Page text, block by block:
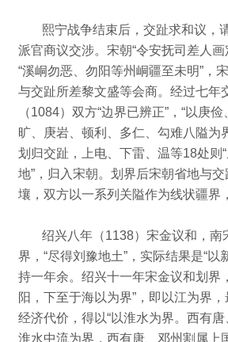
熙宁战争结束后，交趾求和议，请
派官商议交涉。 宋朝“令安抚司差人
“溪峒勿恶、勿阳等州峒疆至未明”，宋
与交趾所差黎文盛等会商。 经过七年
（1084）双方“边界已辨正”，“以庚
旷、庚岩、顿利、多仁、勾难八隘为
划归交趾，上电、下雷、温等18处则
地”， 归入宋朝。 划界后宋朝省地与
壤，双方以一系列关隘作为线状疆界
绍兴八年（1138）宋金议和，南
界，“尽得刘豫地土”，实际结果是“以
持一年余。 绍兴十一年宋金议和划界
阳，下至于海以为界”，即以江为界
经济代价，得以“以淮水为界。 西有唐
淮水中流为界，西有唐、邓州割属